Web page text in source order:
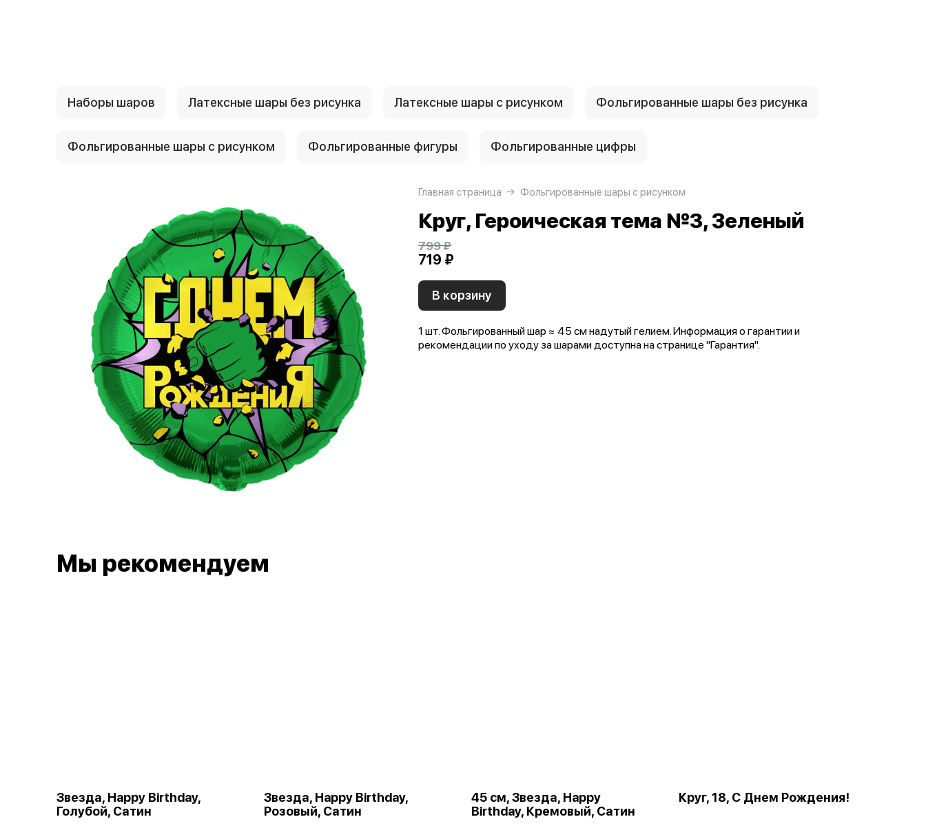
Наборы шаров Латексные шары без рисунка Латексные шары с рисунком Фольгированные шары без рисунка
Фольгированные шары с рисунком Фольгированные фигуры Фольгированные цифры
Главная страница Фольгированные шары с рисунком
Круг, Героическая тема №3, Зеленый
799 ₽
719 ₽
В корзину
1 шт. Фольгированный шар ≈ 45 см надутый гелием. Информация о гарантии и
рекомендации по уходу за шарами доступна на странице "Гарантия".
Мы рекомендуем
Звезда, Happy Birthday,
Голубой, Сатин
Звезда, Happy Birthday,
Розовый, Сатин
45 см, Звезда, Happy
Birthday, Кремовый, Сатин
Круг, 18, С Днем Рождения!